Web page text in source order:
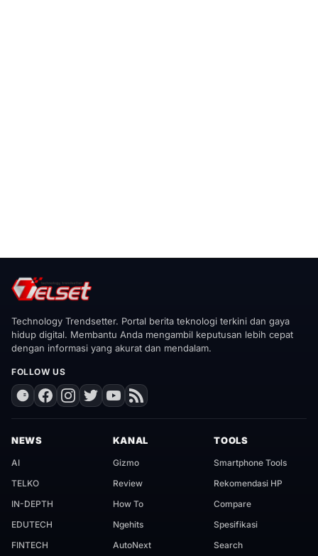
Technology Trendsetter. Portal berita teknologi terkini dan gaya
hidup digital. Membantu Anda mengambil keputusan lebih cepat
dengan informasi yang akurat dan mendalam.
FOLLOW US
NEWS
AI
TELKO
IN-DEPTH
EDUTECH
FINTECH
KANAL
Gizmo
Review
How To
Ngehits
AutoNext
TOOLS
Smartphone Tools
Rekomendasi HP
Compare
Spesifikasi
Search